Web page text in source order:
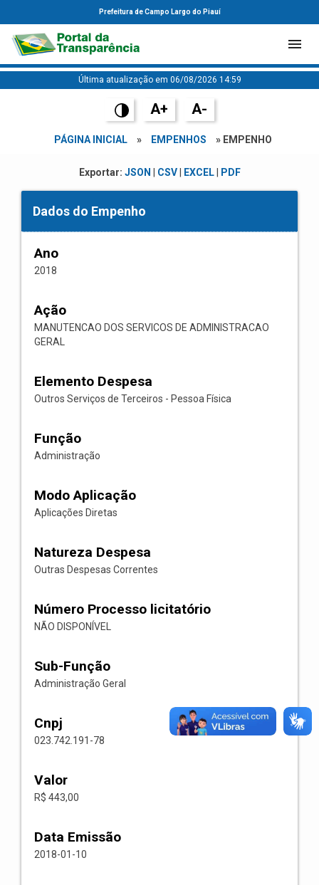
Prefeitura de Campo Largo do Piauí
Última atualização em 06/08/2026 14:59
A+ A-
PÁGINA INICIAL » EMPENHOS » EMPENHO
Exportar: JSON CSV| EXCEL| PDF
Dados do Empenho
Ano
2018
Ação
MANUTENCAO DOS SERVICOS DE ADMINISTRACAO
GERAL
Elemento Despesa
Outros Serviços de Terceiros - Pessoa Física
Função
Administração
Modo Aplicação
Aplicações Diretas
Natureza Despesa
Outras Despesas Correntes
Número Processo licitatório
NÃO DISPONÍVEL
Sub-Função
Administração Geral
Cnpj
023.742.191-78
Valor
R$ 443,00
Data Emissão
2018-01-10